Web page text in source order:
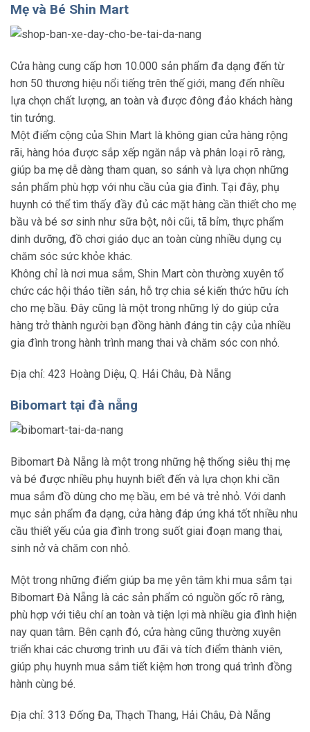
Mẹ và Bé Shin Mart
Cửa hàng cung cấp hơn 10.000 sản phẩm đa dạng đến từ
hơn 50 thương hiệu nổi tiếng trên thế giới, mang đến nhiều
lựa chọn chất lượng, an toàn và được đông đảo khách hàng
tin tưởng.
Một điểm cộng của Shin Mart là không gian cửa hàng rộng
rãi, hàng hóa được sắp xếp ngăn nắp và phân loại rõ ràng,
giúp ba mẹ dễ dàng tham quan, so sánh và lựa chọn những
sản phẩm phù hợp với nhu cầu của gia đình. Tại đây, phụ
huynh có thể tìm thấy đầy đủ các mặt hàng cần thiết cho mẹ
bầu và bé sơ sinh như sữa bột, nôi cũi, tã bỉm, thực phẩm
dinh dưỡng, đồ chơi giáo dục an toàn cùng nhiều dụng cụ
chăm sóc sức khỏe khác.
Không chỉ là nơi mua sắm, Shin Mart còn thường xuyên tổ
chức các hội thảo tiền sản, hỗ trợ chia sẻ kiến thức hữu ích
cho mẹ bầu. Đây cũng là một trong những lý do giúp cửa
hàng trở thành người bạn đồng hành đáng tin cậy của nhiều
gia đình trong hành trình mang thai và chăm sóc con nhỏ.
Địa chỉ: 423 Hoàng Diệu, Q. Hải Châu, Đà Nẵng
Bibomart tại đà nẵng
Bibomart Đà Nẵng là một trong những hệ thống siêu thị mẹ
và bé được nhiều phụ huynh biết đến và lựa chọn khi cần
mua sắm đồ dùng cho mẹ bầu, em bé và trẻ nhỏ. Với danh
mục sản phẩm đa dạng, cửa hàng đáp ứng khá tốt nhiều nhu
cầu thiết yếu của gia đình trong suốt giai đoạn mang thai,
sinh nở và chăm con nhỏ.
Một trong những điểm giúp ba mẹ yên tâm khi mua sắm tại
Bibomart Đà Nẵng là các sản phẩm có nguồn gốc rõ ràng,
phù hợp với tiêu chí an toàn và tiện lợi mà nhiều gia đình hiện
nay quan tâm. Bên cạnh đó, cửa hàng cũng thường xuyên
triển khai các chương trình ưu đãi và tích điểm thành viên,
giúp phụ huynh mua sắm tiết kiệm hơn trong quá trình đồng
hành cùng bé.
Địa chỉ: 313 Đống Đa, Thạch Thang, Hải Châu, Đà Nẵng